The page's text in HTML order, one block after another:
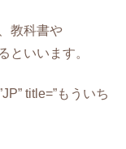
教科書や
といいます。
title=”もういち